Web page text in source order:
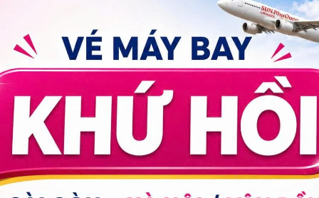
18/09 30/08 17/09 24/09
14.499.000đ Xem chi